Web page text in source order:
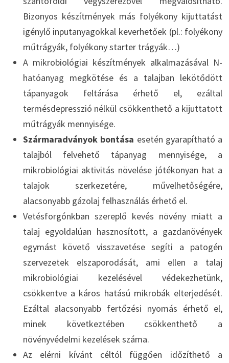
Bizonyos készítmények más folyékony kijuttatást
igénylő inputanyagokkal keverhetőek (pl.: folyékony
műtrágyák, folyékony starter trágyák…)
A mikrobiológiai készítmények alkalmazásával N-
hatóanyag megkötése és a talajban lekötődött
tápanyagok feltárása érhető el, ezáltal
termésdepresszió nélkül csökkenthető a kijuttatott
műtrágyák mennyisége.
Szármaradványok bontása esetén gyarapítható a
talajból felvehető tápanyag mennyisége, a
mikrobiológiai aktivitás növelése jótékonyan hat a
talajok szerkezetére, művelhetőségére,
alacsonyabb gázolaj felhasználás érhető el.
Vetésforgónkban szereplő kevés növény miatt a
talaj egyoldalúan hasznosított, a gazdanövények
egymást követő visszavetése segíti a patogén
szervezetek elszaporodását, ami ellen a talaj
mikrobiológiai kezelésével védekezhetünk,
csökkentve a káros hatású mikrobák elterjedését.
Ezáltal alacsonyabb fertőzési nyomás érhető el,
minek következtében csökkenthető a
növényvédelmi kezelések száma.
Az elérni kívánt céltól függően időzíthető a